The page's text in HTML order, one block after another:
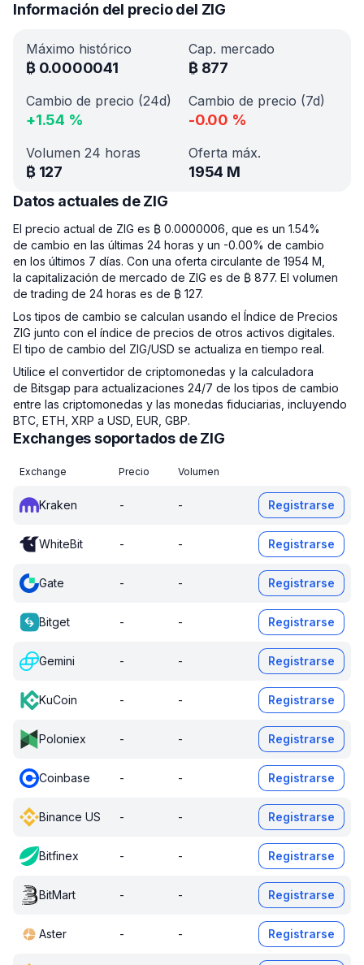
Información del precio del ZIG
Máximo histórico
₿ 0.0000041
Cap. mercado
₿ 877
Cambio de precio (24d)
+1.54 %
Cambio de precio (7d)
-0.00 %
Volumen 24 horas
₿ 127
Oferta máx.
1954 M
Datos actuales de ZIG
El precio actual de ZIG es ₿ 0.0000006, que es un 1.54%
de cambio en las últimas 24 horas y un -0.00% de cambio
en los últimos 7 días. Con una oferta circulante de 1954 M,
la capitalización de mercado de ZIG es de ₿ 877. El volumen
de trading de 24 horas es de ₿ 127.
Los tipos de cambio se calculan usando el Índice de Precios
ZIG junto con el índice de precios de otros activos digitales.
El tipo de cambio del ZIG/USD se actualiza en tiempo real.
Utilice el convertidor de criptomonedas y la calculadora
de Bitsgap para actualizaciones 24/7 de los tipos de cambio
entre las criptomonedas y las monedas fiduciarias, incluyendo
BTC, ETH, XRP a USD, EUR, GBP.
Exchanges soportados de ZIG
Exchange Precio Volumen
Kraken - - Registrarse
WhiteBit - - Registrarse
Gate - - Registrarse
Bitget - - Registrarse
Gemini - - Registrarse
KuCoin - - Registrarse
Poloniex - - Registrarse
Coinbase - - Registrarse
Binance US - - Registrarse
Bitfinex - - Registrarse
BitMart - - Registrarse
Aster - - Registrarse